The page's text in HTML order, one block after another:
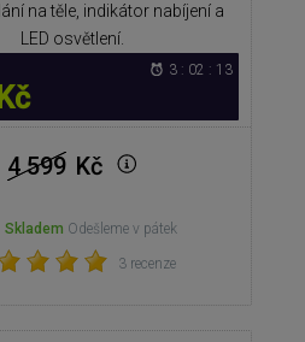
na těle, indikátor nabíjení a
LED osvětlení.
3 : 02 : 12
4 599 Kč
Skladem Odešleme v pátek
3 recenze